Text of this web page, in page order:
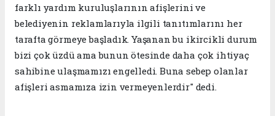
farklı yardım kuruluşlarının afişlerini ve
belediyenin reklamlarıyla ilgili tanıtımlarını her
tarafta görmeye başladık. Yaşanan bu ikircikli durum
bizi çok üzdü ama bunun ötesinde daha çok ihtiyaç
sahibine ulaşmamızı engelledi. Buna sebep olanlar
afişleri asmamıza izin vermeyenlerdir" dedi.